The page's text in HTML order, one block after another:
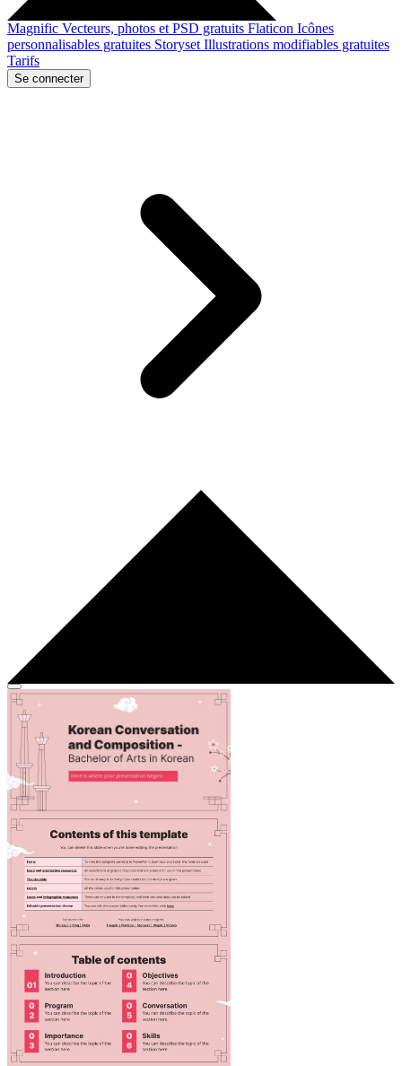
Magnific Vecteurs, photos et PSD gratuits Flaticon Icônes
personnalisables gratuites Storyset Illustrations modifiables gratuites
Tarifs
Se connecter